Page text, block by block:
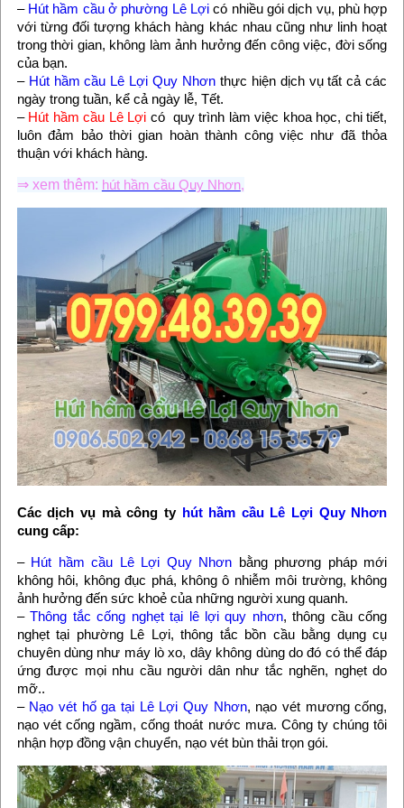
– Hút hầm cầu ở phường Lê Lợi có nhiều gói dịch vụ, phù hợp
với từng đối tượng khách hàng khác nhau cũng như linh hoạt
trong thời gian, không làm ảnh hưởng đến công việc, đời sống
của bạn.
– Hút hầm cầu Lê Lợi Quy Nhơn thực hiện dịch vụ tất cả các
ngày trong tuần, kể cả ngày lễ, Tết.
– Hút hầm cầu Lê Lợi có quy trình làm việc khoa học, chi tiết,
luôn đảm bảo thời gian hoàn thành công việc như đã thỏa
thuận với khách hàng.
⇒ xem thêm: hút hầm cầu Quy Nhơn,
Các dịch vụ mà công ty hút hầm cầu Lê Lợi Quy Nhơn
cung cấp:
– Hút hầm cầu Lê Lợi Quy Nhơn bằng phương pháp mới
không hôi, không đục phá, không ô nhiễm môi trường, không
ảnh hưởng đến sức khoẻ của những người xung quanh.
–Thông tắc cống nghẹt tại lê lợi quy nhơn, thông cầu cống
nghẹt tại phường Lê Lợi, thông tắc bồn cầu bằng dụng cụ
chuyên dùng như máy lò xo, dây không dùng do đó có thể đáp
ứng được mọi nhu cầu người dân như tắc nghẽn, nghẹt do
mỡ..
– Nạo vét hố ga tại Lê Lợi Quy Nhơn, nạo vét mương cống,
nạo vét cống ngầm, cống thoát nước mưa. Công ty chúng tôi
nhận hợp đồng vận chuyển, nạo vét bùn thải trọn gói.